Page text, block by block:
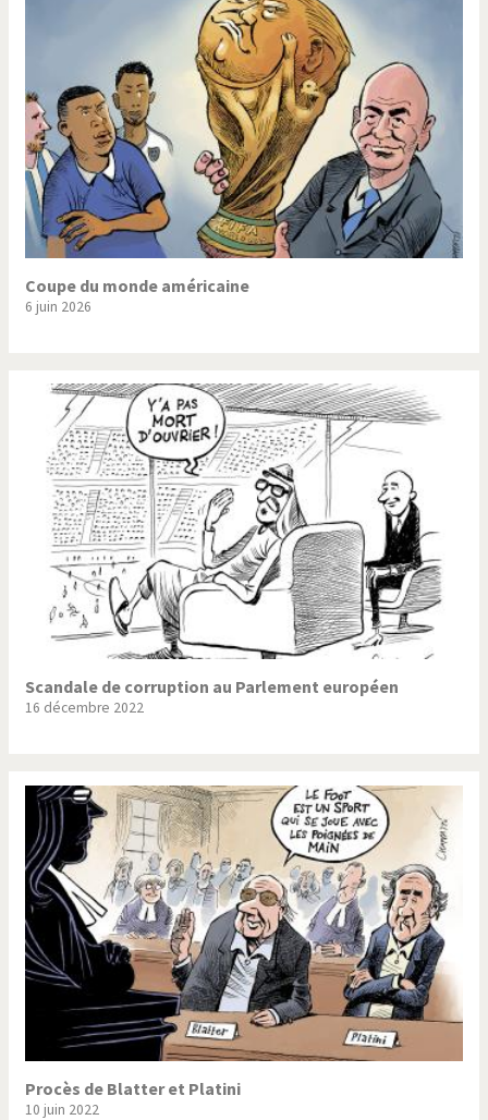
Un monde de foot
Vous avez dit "Islam"?
Coupe du monde américaine
6 juin 2026
Scandale de corruption au Parlement européen
16 décembre 2022
Procès de Blatter et Platini
10 juin 2022